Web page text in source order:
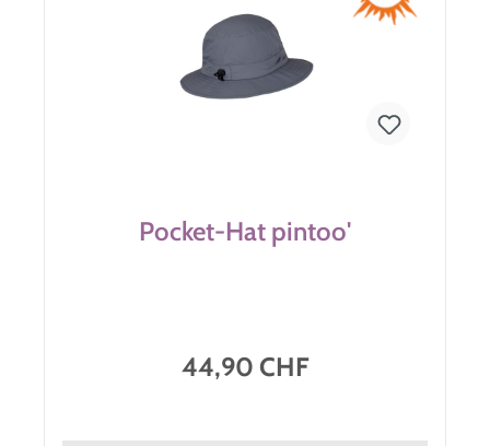
Pocket-Hat pintoo'
44,90 CHF